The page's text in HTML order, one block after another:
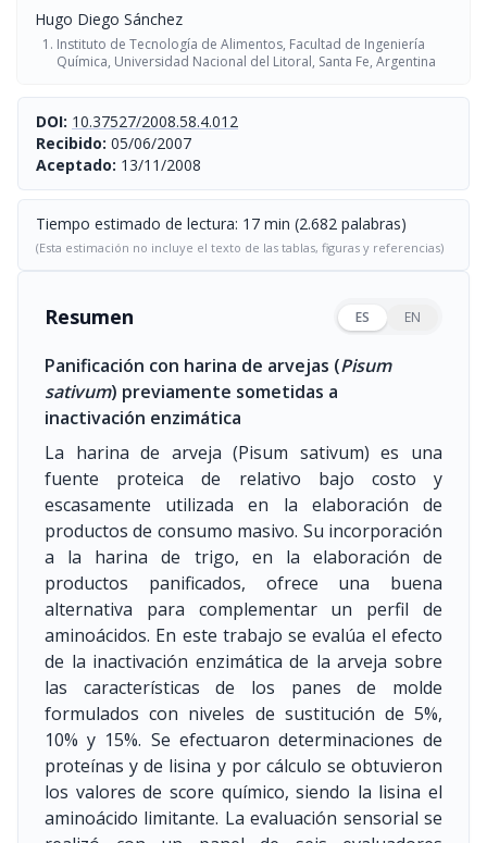
Hugo Diego Sánchez
Instituto de Tecnología de Alimentos, Facultad de Ingeniería
Química, Universidad Nacional del Litoral, Santa Fe, Argentina
DOI: 10.37527/2008.58.4.012
Recibido: 05/06/2007
Aceptado: 13/11/2008
Tiempo estimado de lectura: 17 min (2.682 palabras)
(Esta estimación no incluye el texto de las tablas, figuras y referencias)
Resumen ES EN
Panificación con harina de arvejas (Pisum
sativum) previamente sometidas a
inactivación enzimática
La harina de arveja (Pisum sativum) es una
fuente proteica de relativo bajo costo y
escasamente utilizada en la elaboración de
productos de consumo masivo. Su incorporación
a la harina de trigo, en la elaboración de
productos panificados, ofrece una buena
alternativa para complementar un perfil de
aminoácidos. En este trabajo se evalúa el efecto
de la inactivación enzimática de la arveja sobre
las características de los panes de molde
formulados con niveles de sustitución de 5%,
10% y 15%. Se efectuaron determinaciones de
proteínas y de lisina y por cálculo se obtuvieron
los valores de score químico, siendo la lisina el
aminoácido limitante. La evaluación sensorial se